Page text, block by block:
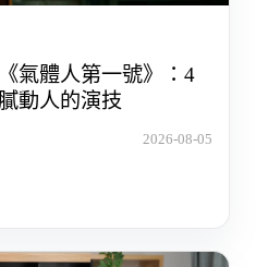
氣體人第一號》：4
動人的演技
2026-08-05